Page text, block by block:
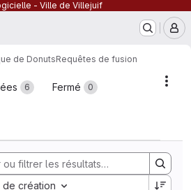
- Ville de Villejuif
de DonutsRequêtes de fusion
fusion
6 Fermé 0
de création